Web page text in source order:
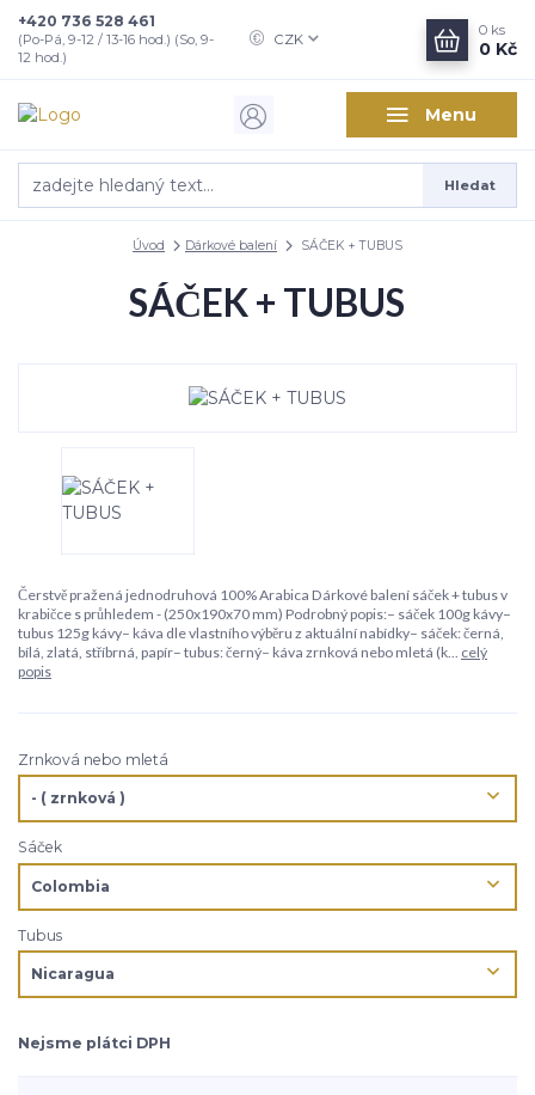
Menu
CZK
Hledat
+420 736 528 461
(Po-Pá, 9-12 / 13-16 hod.) (So, 9-
12 hod.)
0 ks
0 Kč
Úvod Dárkové balení SÁČEK + TUBUS
SÁČEK + TUBUS
Čerstvě pražená jednodruhová 100% Arabica Dárkové balení sáček + tubus v
krabičce s průhledem - (250x190x70 mm) Podrobný popis:– sáček 100g kávy–
tubus 125g kávy– káva dle vlastního výběru z aktuální nabídky– sáček: černá,
bílá, zlatá, stříbrná, papír– tubus: černý– káva zrnková nebo mletá (k... celý
popis
Zrnková nebo mletá
Sáček
Tubus
Nejsme plátci DPH